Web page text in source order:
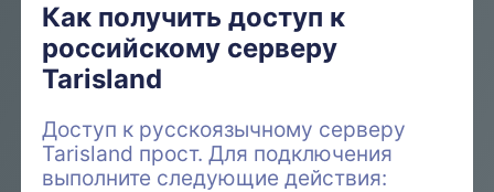
Как получить доступ к
российскому серверу
Tarisland
Доступ к русскоязычному серверу
Tarisland прост. Для подключения
выполните следующие действия: